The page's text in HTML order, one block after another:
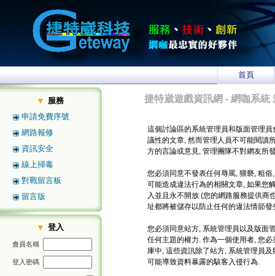
首頁
服務
申請免費序號
網路報修
資訊安全
線上掃毒
對戰留言板
留言版
登入
會員名稱
登入密碼
捷特崴遊戲資訊網 - 網咖系統
這個討論區的系統管理員和版面管理
議性的文章, 然而管理人員不可能閱讀
方的言論或意見, 管理團隊不對網友所
您必須同意不發表任何辱罵, 猥褻, 粗
可能造成違法行為的相關文章, 如果您
入並且永不開放 (您的網路服務提供商
址都將被儲存以防止任何的違法情節發
您必須同意站方, 系統管理員以及版面
任何主題的權力. 作為一個使用者, 您
庫中, 這些資訊除了站方, 系統管理員
可能導致資料暴露的駭客入侵行為.